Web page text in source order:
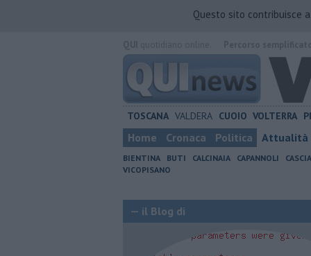
Questo sito contribuisce
TOSCANA VALDERA CUOIO VOLTERRA
Home Cronaca Politica Attualità
BIENTINA BUTI CALCINAIA CAPANNOLI
VICOPISANO
— il Blog di